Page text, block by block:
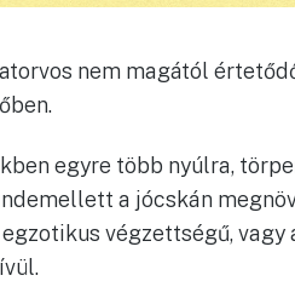
nem magától
egyre több nyúlra,
a jócskán
végzettségű, vagy